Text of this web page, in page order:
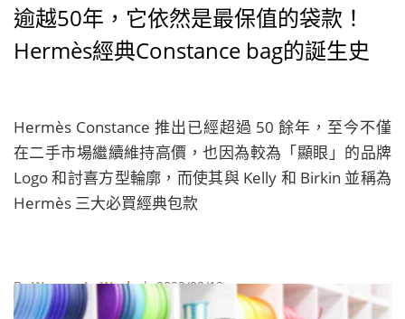
逾越50年，它依然是最保值的袋款！
Hermès經典Constance bag的誕生史
Hermès Constance 推出已經超過 50 餘年，至今不僅
在二手市場繼續維持高價，也因為較為「顯眼」的品牌
Logo 和討喜方型輪廓，而使其與 Kelly 和 Birkin 並稱為
Hermès 三大必買經典包款
ByWomen In Work| 2022/02/12